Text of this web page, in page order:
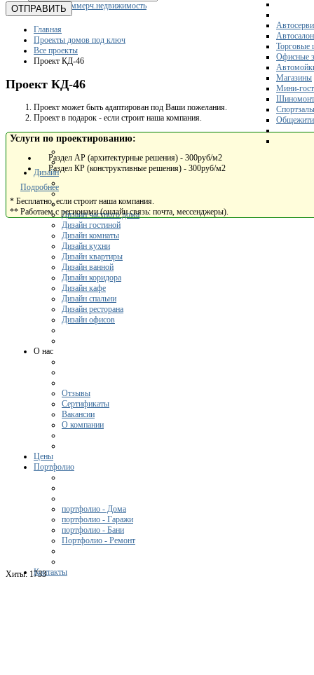
Коммерч.недвижимость
Торговые
Офисные
Магазины
Мини-
Спортзалы
Дизайн
Дизайн частного дома
Дизайн гостиной
Дизайн комнаты
Дизайн кухни
Дизайн квартиры
Дизайн ванной
Дизайн коридора
Дизайн кафе
Дизайн спальни
Дизайн ресторана
Дизайн офисов
О нас
Отзывы
Сертификаты
Вакансии
О компании
Цены
Портфолио
портфолио - Дома
портфолио - Гаражи
портфолио - Бани
Портфолио - Ремонт
Контакты
ОТПРАВИТЬ
Главная
Проекты домов под ключ
Все проекты
Проект КД-46
Проект КД-46
Проект может быть адаптирован под Ваши пожелания.
Проект в подарок - если строит наша компания.
Услуги по проектированию:
Раздел АР (архитектурные решения) - 300руб/м2
Раздел КР (конструктивные решения) - 300руб/м2
Подробнее
* Бесплатно, если строит наша компания.
** Работаем с регионами (онлайн связь: почта, мессенджеры).
Хиты: 1733